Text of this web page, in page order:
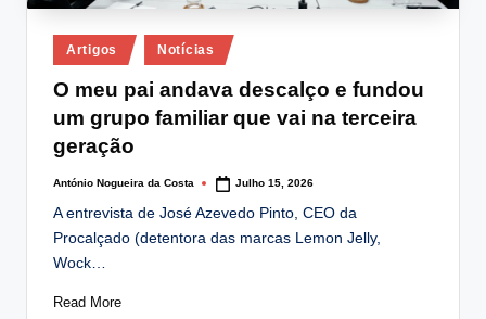
Posted
in
Artigos Notícias
O meu pai andava descalço e fundou
um grupo familiar que vai na terceira
geração
Posted
António Nogueira da Costa Julho 15, 2026
A entrevista de José Azevedo Pinto, CEO da
Procalçado (detentora das marcas Lemon Jelly,
Wock…
Read More